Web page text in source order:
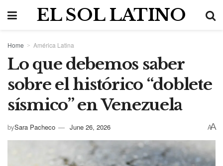
EL SOL LATINO
Home América Latina
Lo que debemos saber
sobre el histórico “doblete
sísmico” en Venezuela
bySara Pacheco June 26, 2026 AA